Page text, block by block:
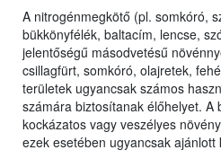
A nitrogénmegkötő (pl. somkóró,
bükkönyfélék, baltacím, lencse,
jelentőségű másodvetésű
csillagfürt, somkóró, olajretek,
területek ugyancsak számos
számára biztosítanak élőhelyet. A
kockázatos vagy veszélyes
ezek esetében ugyancsak ajánlott